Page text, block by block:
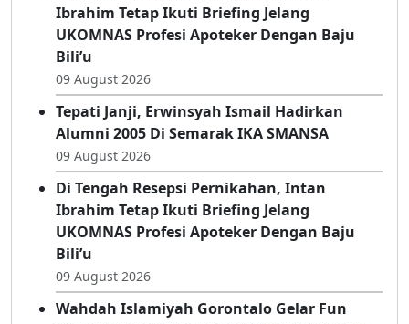
Kabar Terbaru
Di Tengah Resepsi Pernikahan, Intan
Ibrahim Tetap Ikuti Briefing Jelang
UKOMNAS Profesi Apoteker Dengan Baju
Bili’u
09 August 2026
Tepati Janji, Erwinsyah Ismail Hadirkan
Alumni 2005 Di Semarak IKA SMANSA
09 August 2026
Di Tengah Resepsi Pernikahan, Intan
Ibrahim Tetap Ikuti Briefing Jelang
UKOMNAS Profesi Apoteker Dengan Baju
Bili’u